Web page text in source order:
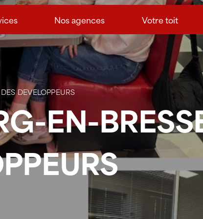
Nos agences Votre toit
DEVELOPPEURS
EN-